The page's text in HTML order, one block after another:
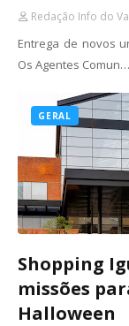
Redação Info do
Entrega de novos
Os Agentes Comun…
GERAL
Shopping
missões
Halloween